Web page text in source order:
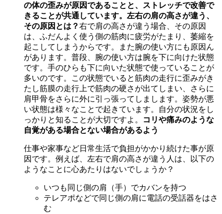
の体の歪みが原因であることと、
ストレッチで改善で
きることが共通しています。 左右の肩の高さが違う、
その原因とは？右で肩の高さが違う場合、その原因
は、ふだんよく使う側の筋肉に疲労がたまり、萎縮を
起こしてしまうからです。また腕の使い方にも原因ん
があります。普段、腕の使い方は腕を下に向けた状態
です。手のひらも下に向いた状態で使っていることが
多いのです。この状態でいると筋肉の走行に歪みがき
たし筋膜の走行上で筋肉の硬さが出てしまい、さらに
肩甲骨をさらに外に引っ張ってしまします。姿勢が悪
い状態は様々なことで起きています。自分の状況をし
っかりと知ることが大切ですよ。
コリや痛みのような
自覚がある場合とない場合があるよう
仕事や家事など日常生活で負担がかかり続けた事が原
因です。例えば、左右で肩の高さが違う人は、以下の
ようなことに心あたりはないでしょうか？
いつも同じ側の肩（手）でカバンを持つ
テレアポなどで同じ側の肩に電話の受話器をはさ
む